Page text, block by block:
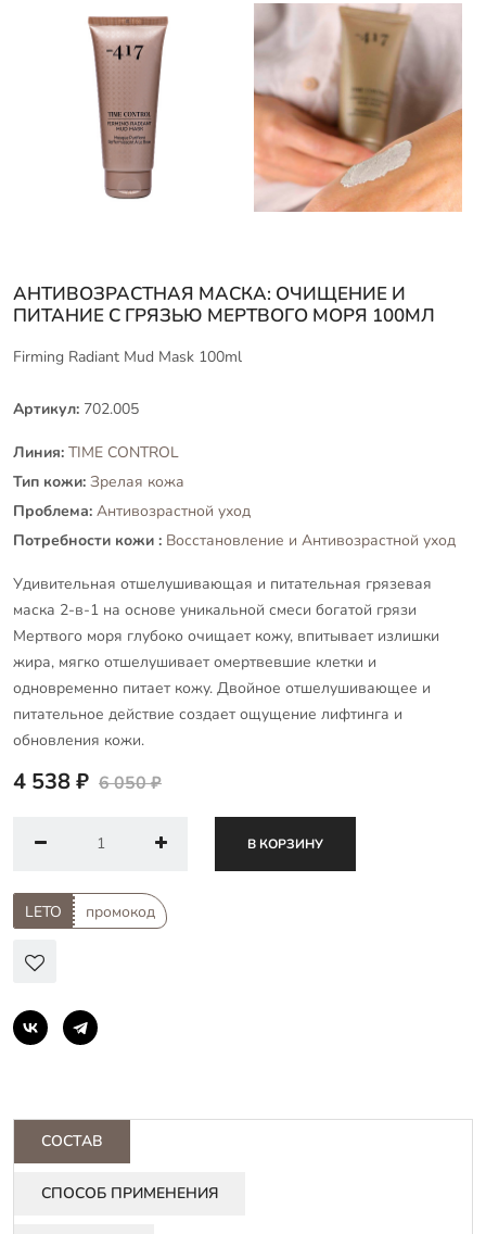
АНТИВОЗРАСТНАЯ МАСКА: ОЧИЩЕНИЕ И
ПИТАНИЕ С ГРЯЗЬЮ МЕРТВОГО МОРЯ 100МЛ
Firming Radiant Mud Mask 100ml
Артикул: 702.005
Линия: TIME CONTROL
Тип кожи: Зрелая кожа
Проблема: Антивозрастной уход
Потребности кожи : Восстановление и Антивозрастной уход
Удивительная отшелушивающая и питательная грязевая
маска 2-в-1 на основе уникальной смеси богатой грязи
Мертвого моря глубоко очищает кожу, впитывает излишки
жира, мягко отшелушивает омертвевшие клетки и
одновременно питает кожу. Двойное отшелушивающее и
питательное действие создает ощущение лифтинга и
обновления кожи.
4 538 ₽ 6 050 ₽
В КОРЗИНУ
LETO промокод
СОСТАВ
СПОСОБ ПРИМЕНЕНИЯ